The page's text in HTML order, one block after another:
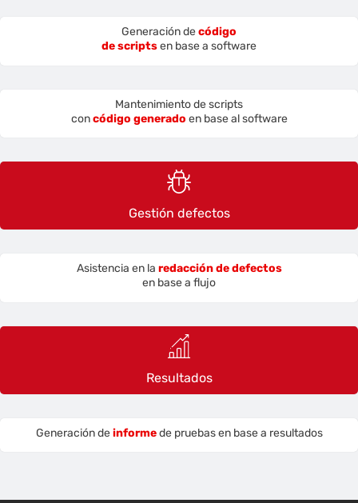
Generación decódigo
de scriptsen base a software
Mantenimiento de scripts
concódigo generado en base al software
Gestión defectos
Asistencia en la redacción de defectos
en base a flujo
Resultados
Generación deinformede pruebas en base a resultados